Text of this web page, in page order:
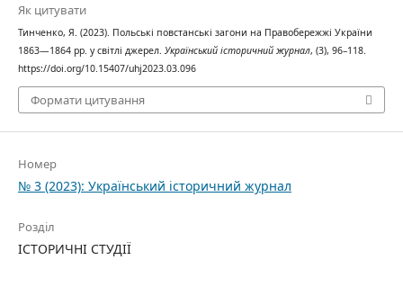
Як цитувати
Тинченко, Я. (2023). Польські повстанські загони на Правобережжі України
1863—1864 рр. у світлі джерел. Український історичний журнал, (3), 96–118.
https://doi.org/10.15407/uhj2023.03.096
Формати цитування
Номер
№ 3 (2023): Український історичний журнал
Розділ
ІСТОРИЧНІ СТУДІЇ